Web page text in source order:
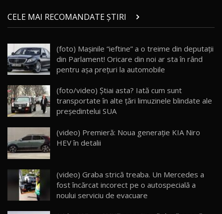
21
Micul BYD Dolphin Surf / Test Drive
AutoBlog.MD
16:59
22
Noua Mazda 6e / Test Drive AutoBlog.MD
26:59
23
Lynk & Co 01 / Test Drive AutoBlog.MD
25:19
ZEEKR 009: Cel mai Performant și Confortabil
Van Electric Testat în Moldova / AutoBlog.MD
26:38
25
mai Exclusiv și Puternic Defender Testat în
Moldova
32:21
26
CELE MAI RECOMANDATE ȘTIRI
(foto) Maşinile “ieftine” a o treime din deputaţii
din Parlament! Oricare din noi ar sta în rând
pentru așa prețuri la automobile
(foto/video) Ştiai asta? Iată cum sunt
transportate în alte ţări limuzinele blindate ale
preşedintelui SUA
(video) Premieră: Noua generaţie KIA Niro
HEV în detalii
(video) Graba strică treaba. Un Mercedes a
fost încărcat incorect pe o autospecială a
noului serviciu de evacuare